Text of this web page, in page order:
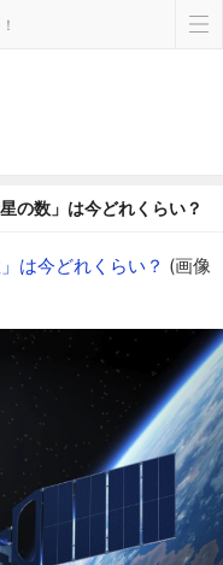
の数」は今どれくらい？
は今どれくらい？ (画像